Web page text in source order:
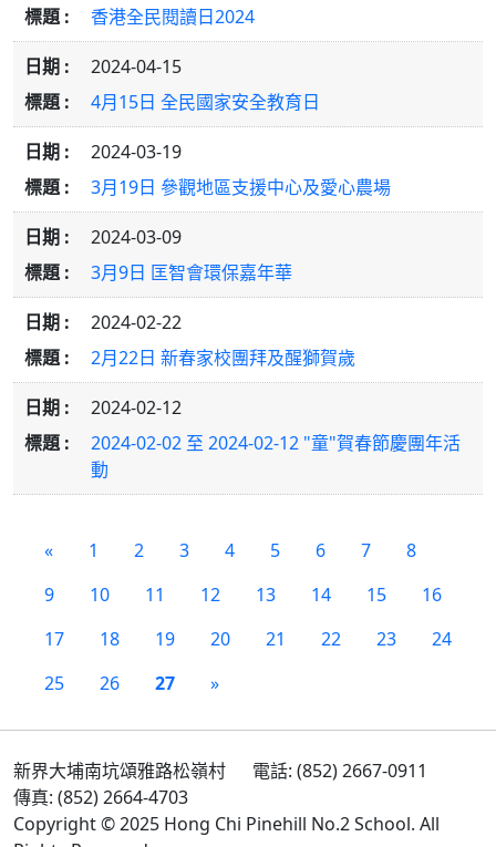
香港全民閱讀日2024
2024-04-15
4月15日 全民國家安全教育日
2024-03-19
3月19日 參觀地區支援中心及愛心農場
2024-03-09
3月9日 匡智會環保嘉年華
2024-02-22
2月22日 新春家校團拜及醒獅賀歲
2024-02-12
2024-02-02 至 2024-02-12 "童"賀春節慶團年活
動
« 1 2 3 4 5 6 7
8
9
10 11 12 13 14 15
16
17
18 19 20 21 22 23
24
25
26 27 »
新界大埔南坑頌雅路松嶺村
電話: (852) 2667-0911
傳真: (852) 2664-4703
Copyright © 2025 Hong Chi Pinehill No.2 School. All